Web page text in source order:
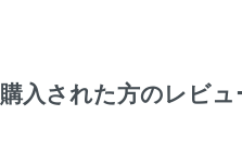
購入された方のレビュ